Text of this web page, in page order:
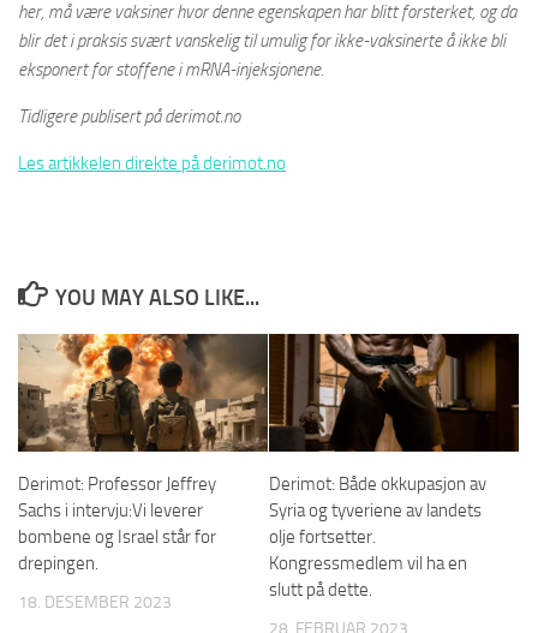
her, må være vaksiner hvor denne egenskapen har blitt forsterket, og da
blir det i praksis svært vanskelig til umulig for ikke-vaksinerte å ikke bli
eksponert for stoffene i mRNA-injeksjonene.
Tidligere publisert på derimot.no
Les artikkelen direkte på derimot.no
YOU MAY ALSO LIKE...
Derimot: Professor Jeffrey
Sachs i intervju:Vi leverer
bombene og Israel står for
drepingen.
18. DESEMBER 2023
Derimot: Både okkupasjon av
Syria og tyveriene av landets
olje fortsetter.
Kongressmedlem vil ha en
slutt på dette.
28. FEBRUAR 2023